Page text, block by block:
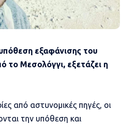
εξαφάνισης του
το Μεσολόγγι, εξετάζει η
από αστυνομικές πηγές, οι
την υπόθεση και